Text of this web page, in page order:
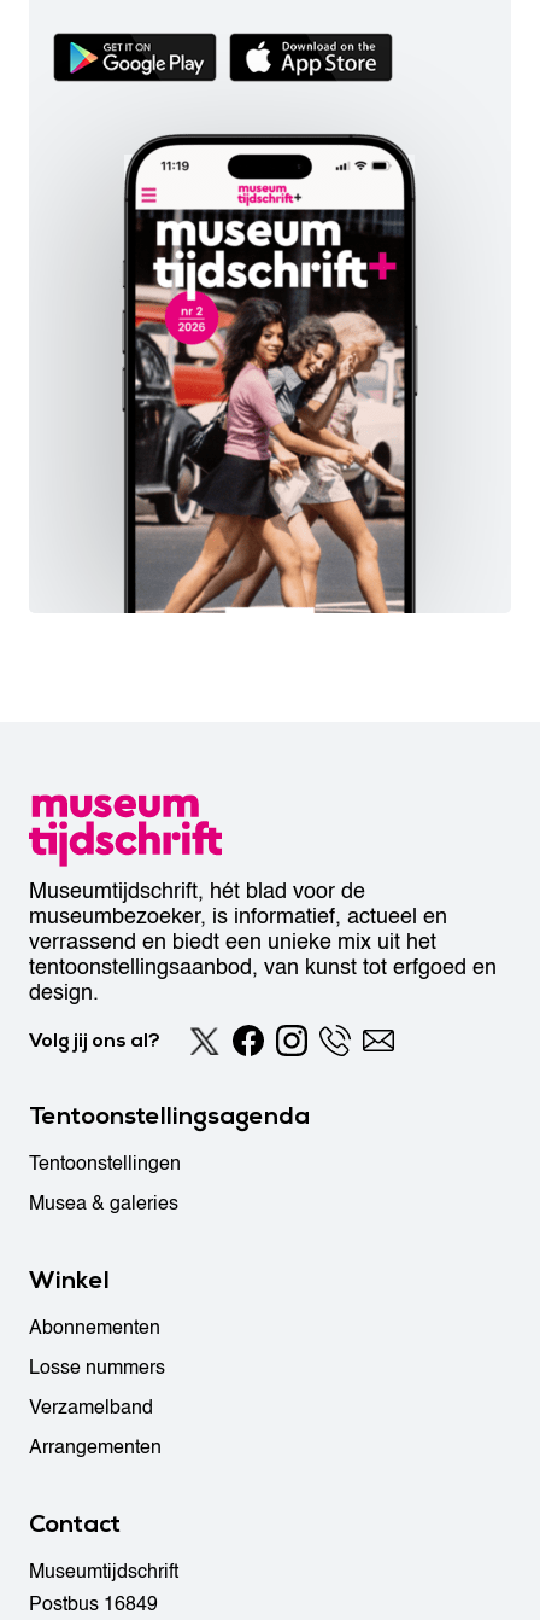
Museumtijdschrift, hét blad voor de
museumbezoeker, is informatief, actueel en
verrassend en biedt een unieke mix uit het
tentoonstellingsaanbod, van kunst tot erfgoed en
design.
Volg jij ons al?
Tentoonstellingsagenda
Tentoonstellingen
Musea & galeries
Winkel
Abonnementen
Losse nummers
Verzamelband
Arrangementen
Contact
Museumtijdschrift
Postbus 16849